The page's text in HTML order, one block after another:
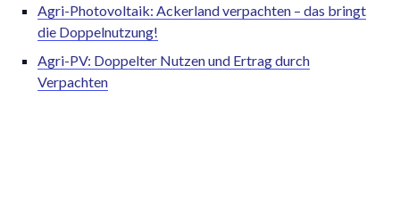
Agri-Photovoltaik: Ackerland verpachten – das bringt
die Doppelnutzung!
Agri-PV: Doppelter Nutzen und Ertrag durch
Verpachten